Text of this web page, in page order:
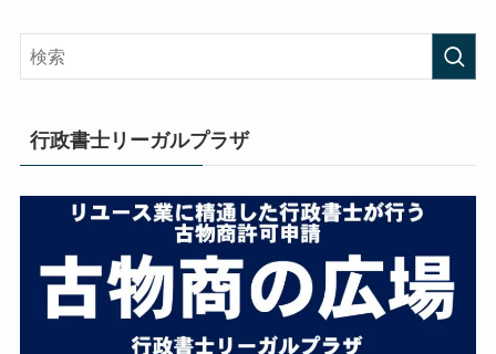
行政書士リーガルプラザ